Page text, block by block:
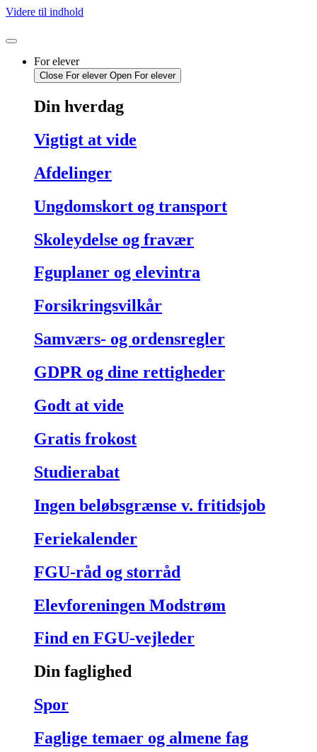
Videre til indhold
For elever
Close For elever Open For elever
Din hverdag
Vigtigt at vide
Afdelinger
Ungdomskort og transport
Skoleydelse og fravær
Fguplaner og elevintra
Forsikringsvilkår
Samværs- og ordensregler
GDPR og dine rettigheder
Godt at vide
Gratis frokost
Studierabat
Ingen beløbsgrænse v. fritidsjob
Feriekalender
FGU-råd og storråd
Elevforeningen Modstrøm
Find en FGU-vejleder
Din faglighed
Spor
Faglige temaer og almene fag